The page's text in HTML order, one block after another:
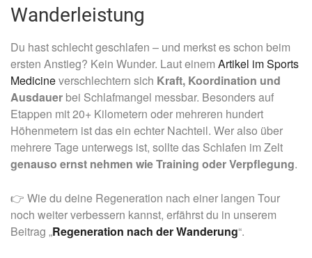
Wanderleistung
Du hast schlecht geschlafen – und merkst es schon beim
ersten Anstieg? Kein Wunder. Laut einem Artikel im Sports
Medicineverschlechtern sich Kraft, Koordination und
Ausdauer bei Schlafmangel messbar. Besonders auf
Etappen mit 20+ Kilometern oder mehreren hundert
Höhenmetern ist das ein echter Nachteil. Wer also über
mehrere Tage unterwegs ist, sollte das Schlafen im Zelt
genauso ernst nehmen wie Training oder Verpflegung.
👉 Wie du deine Regeneration nach einer langen Tour
noch weiter verbessern kannst, erfährst du in unserem
Beitrag „Regeneration nach der Wanderung“.